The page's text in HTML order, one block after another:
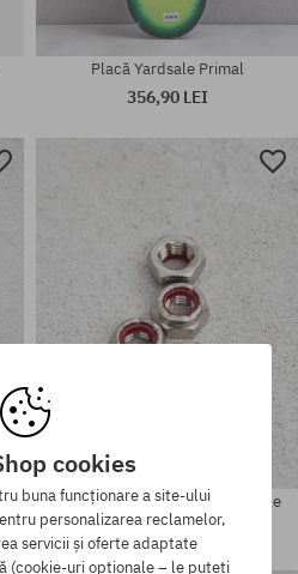
Placă Yardsale Primal
356,90 LEI
Akcesoria Ace Re Threading Axle
Nut
42,90 LEI
cookies
buna funcționare a site-ului
personalizarea reclamelor,
servicii și oferte adaptate
(cookie-uri opționale – le puteți